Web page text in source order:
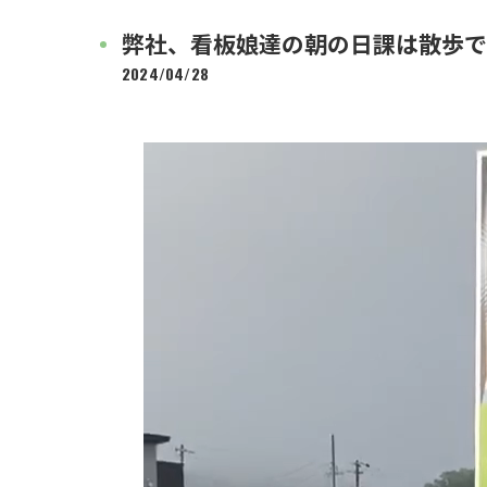
弊社、看板娘達の朝の日課は散歩
2024/04/28